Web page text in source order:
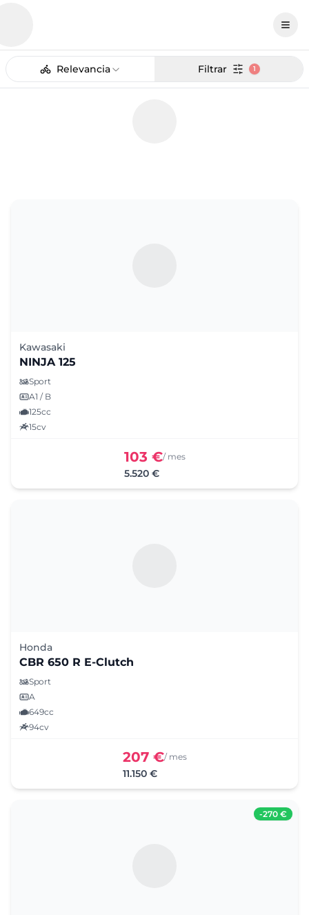
Relevancia Filtrar 1
Kawasaki
NINJA 125
Sport
A1 / B
125cc
15cv
103 €/ mes
5.520 €
Honda
CBR 650 R E-Clutch
Sport
A
649cc
94cv
207 €/ mes
11.150 €
-270 €